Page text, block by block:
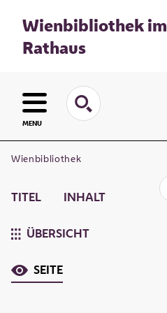
Wienbibliothek im
Rathaus
MENU
Wienbibliothek
TITEL INHALT
ÜBERSICHT
SEITE